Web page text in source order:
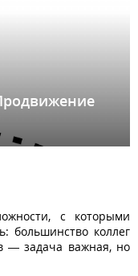
с которыми
большинство коллег
— задача важная, но